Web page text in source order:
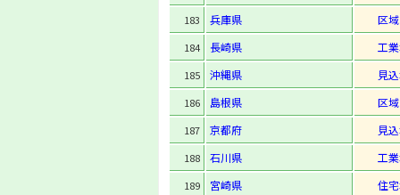
183 兵庫県 区
184 長崎県 工
185 沖縄県 見
186 島根県 区
187 京都府 見
188 石川県 工
189 宮崎県 住